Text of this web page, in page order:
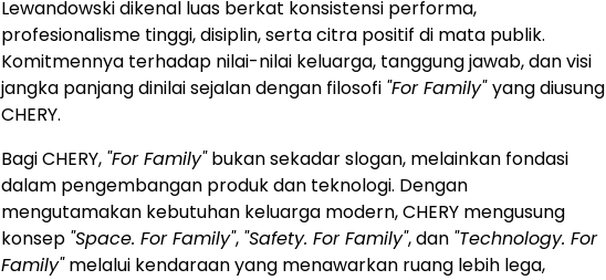
Lewandowski dikenal luas berkat konsistensi performa,
profesionalisme tinggi, disiplin, serta citra positif di mata publik.
Komitmennya terhadap nilai-nilai keluarga, tanggung jawab, dan visi
jangka panjang dinilai sejalan dengan filosofi "For Family"yang diusung
CHERY.
Bagi CHERY, "For Family"bukan sekadar slogan, melainkan fondasi
dalam pengembangan produk dan teknologi. Dengan
mengutamakan kebutuhan keluarga modern, CHERY mengusung
konsep "Space. For Family", "Safety. For Family", dan "Technology. For
Family"melalui kendaraan yang menawarkan ruang lebih lega,